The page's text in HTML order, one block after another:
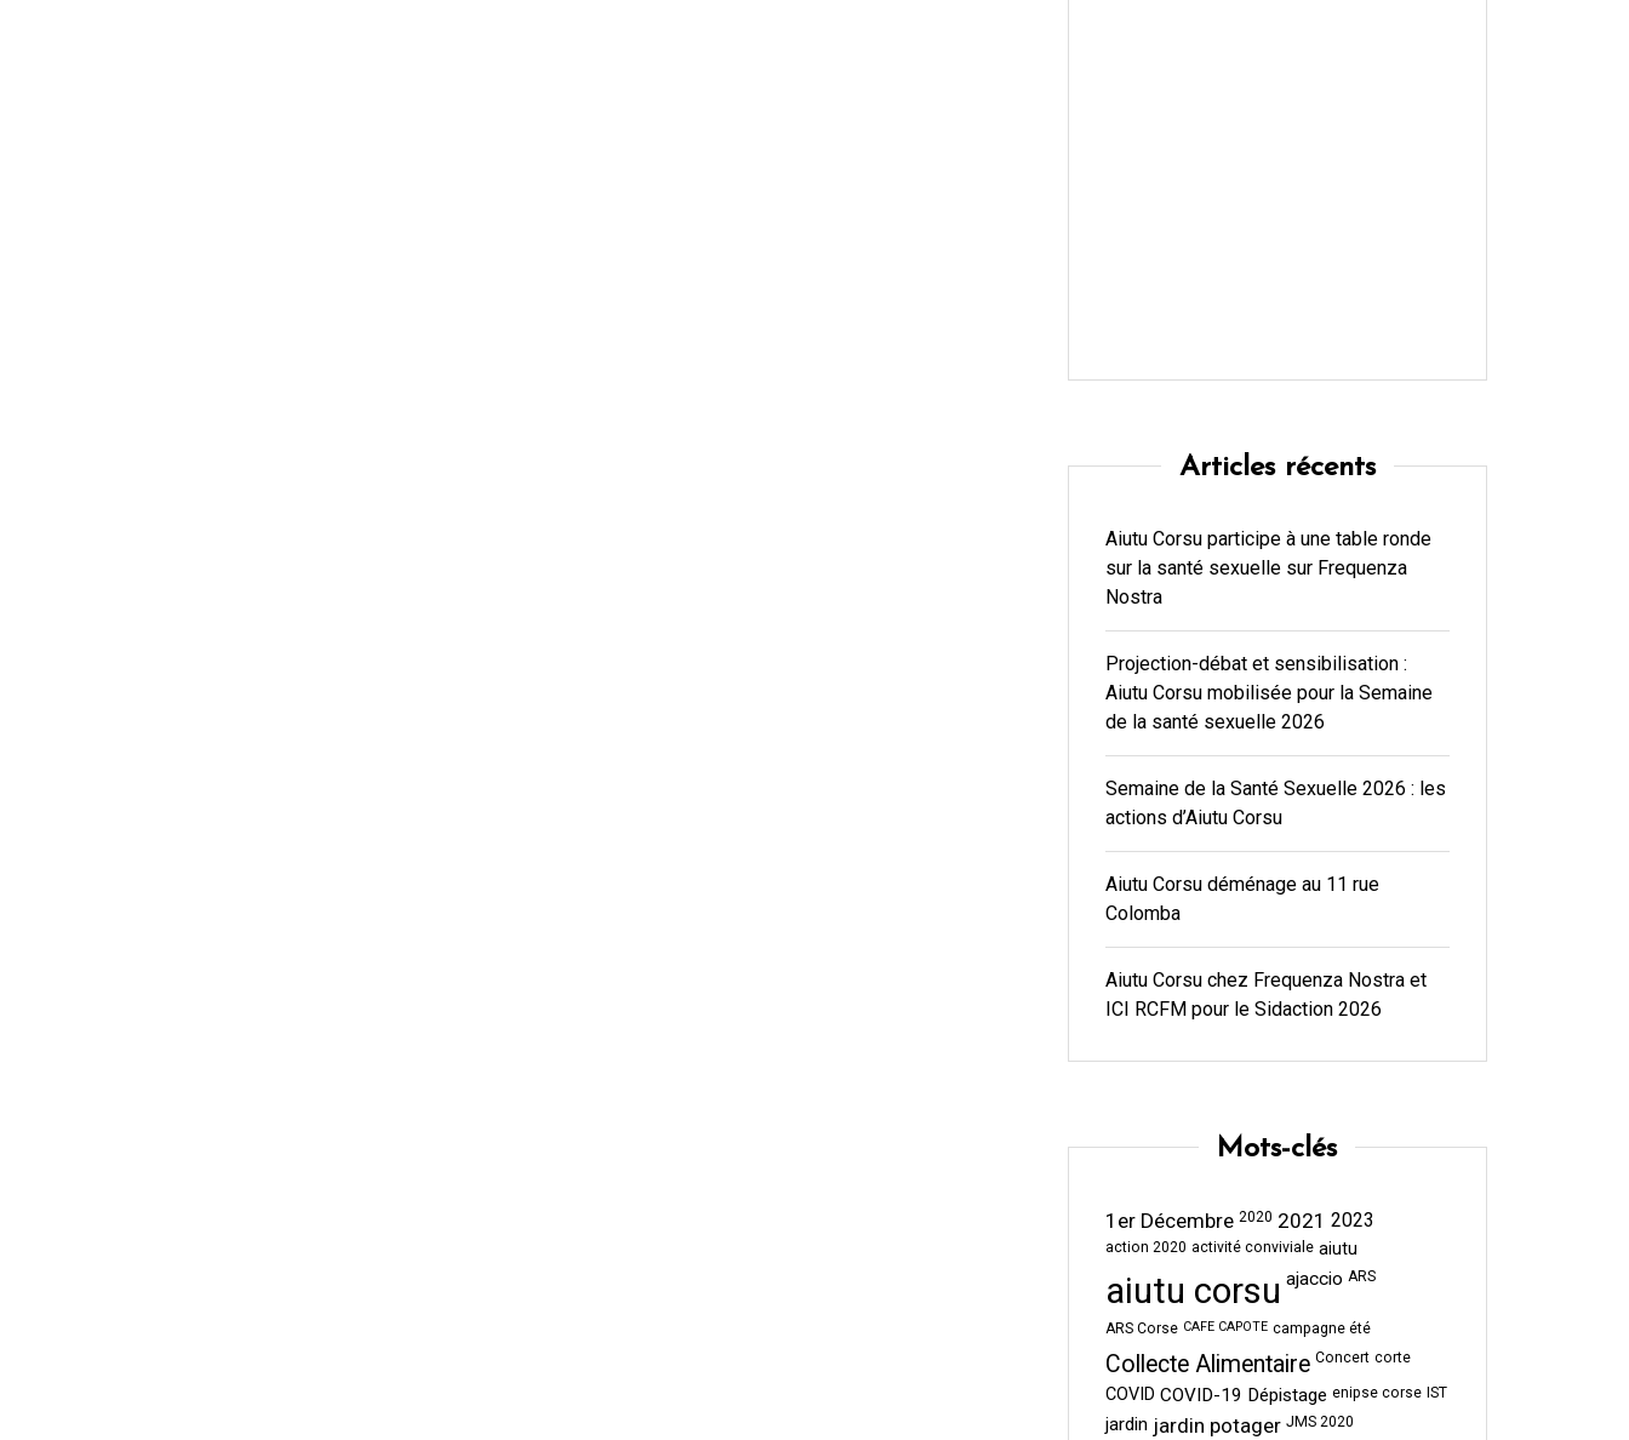
Articles récents
Aiutu Corsu participe à une table ronde
sur la santé sexuelle sur Frequenza
Nostra
Projection-débat et sensibilisation :
Aiutu Corsu mobilisée pour la Semaine
de la santé sexuelle 2026
Semaine de la Santé Sexuelle 2026 : les
actions d’Aiutu Corsu
Aiutu Corsu déménage au 11 rue
Colomba
Aiutu Corsu chez Frequenza Nostra et
ICI RCFM pour le Sidaction 2026
Mots-clés
1er Décembre 2020 2021 2023
action 2020 activité conviviale aiutu
aiutu corsu ajaccio ARS
ARS Corse CAFE CAPOTE campagne été
Collecte Alimentaire Concert corte
COVID COVID-19 Dépistage enipse corse IST
jardin jardin potager JMS 2020